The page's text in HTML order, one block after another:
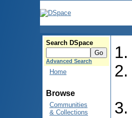
Search DSpace
Advanced Search
Home
Browse
Communities
& Collections